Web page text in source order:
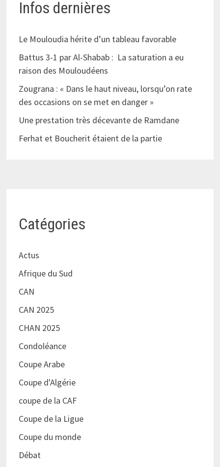
Infos dernières
Le Mouloudia hérite d’un tableau favorable
Battus 3-1 par Al-Shabab : La saturation a eu
raison des Mouloudéens
Zougrana : « Dans le haut niveau, lorsqu’on rate
des occasions on se met en danger »
Une prestation très décevante de Ramdane
Ferhat et Boucherit étaient de la partie
Catégories
Actus
Afrique du Sud
CAN
CAN 2025
CHAN 2025
Condoléance
Coupe Arabe
Coupe d'Algérie
coupe de la CAF
Coupe de la Ligue
Coupe du monde
Débat